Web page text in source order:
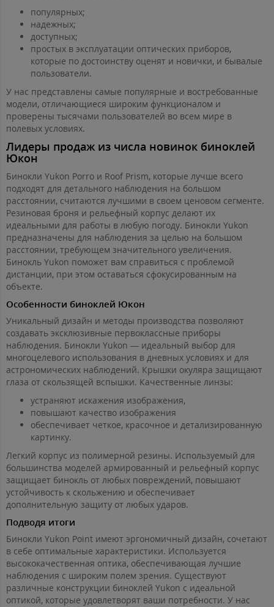
популярных;
надежных;
доступных;
простых в эксплуатации оптических приборов,
которые по достоинству оценят и новички, и бывалые
пользователи.
У нас представлены самые популярные и востребованные
модели, отличающиеся широким функционалом и
проверены тысячами пользователей во всем мире в
полевых условиях.
Лидеры продаж из числа новинок биноклей
Юкон
Бинокли Yukon Porro и Roof Prism, которые лучше всего
подходят для детального наблюдения на большом
расстоянии, считаются лучшими в своем ценовом сегменте.
Резиновая броня и рельефный корпус делают их
идеальными для работы в любую погоду. Бинокли Yukon
предназначены для наблюдения за целью на большом
расстоянии, требующем значительного увеличения.
Бинокль Yukon поможет вам справиться с проблемой
дистанции, при этом оставаться сфокусированным на
объекте.
Особенности биноклей Юкон
Уникальный дизайн и методы производства позволяют
создавать эксклюзивные первоклассные приборы
наблюдения. Бинокли Yukon — идеальный выбор для
многоцелевого использования в дневных условиях и для
астрономических наблюдений. Крышки окуляра защищают
глаза от скользящей вспышки. Качественные линзы:
устраняют искажения изображения,
повышают качество изображения
обеспечивает четкое, красочное и детализированную
картинку.
Легкий корпус из полимерной резины. Используемый для
большинства моделей армированный и рельефный корпус
защищает бинокль от любых повреждений, повышают
устойчивость к скольжению и обеспечивает
дополнительную защиту от любых ударов.
Подводя итоги
Бинокли Yukon Point имеют эргономичный дизайн, сочетают
в себе оптимальные характеристики. Используется
высококачественная оптика, обеспечивающая лучшие
наблюдения с широким полем зрения. Существуют
различные конструкции биноклей Yukon с идеальной
оптикой, которые удовлетворят ваши потребности. У нас